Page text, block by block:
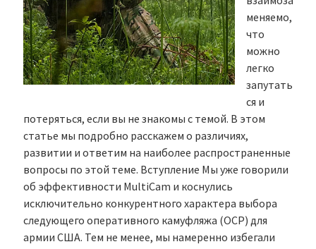
меняемо,
что
можно
легко
запутать
ся и
потеряться, если вы не знакомы с темой. В этом
статье мы подробно расскажем о различиях,
развитии и ответим на наиболее распространенные
вопросы по этой теме. Вступление Мы уже говорили
об эффективности MultiCam и коснулись
исключительно конкурентного характера выбора
следующего оперативного камуфляжа (OCP) для
армии США. Тем не менее, мы намеренно избегали